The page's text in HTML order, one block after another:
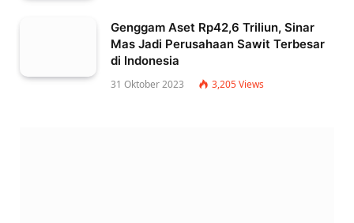
Genggam Aset Rp42,6 Triliun, Sinar
Mas Jadi Perusahaan Sawit Terbesar
di Indonesia
31 Oktober 2023 3,205Views